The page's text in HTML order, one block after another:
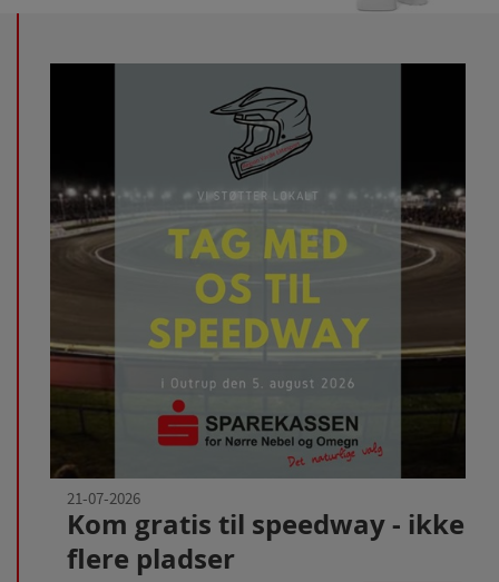
21-07-2026
Kom gratis til speedway - ikke
flere pladser